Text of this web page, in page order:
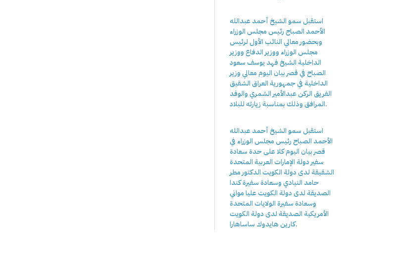
استقبل سمو الشيخ أحمد عبدالله
الأحمد الصباح رئيس مجلس الوزراء
وبحضور معالي النائب الأول لرئيس
مجلس الوزراء ووزير الدفاع ووزير
الداخلية الشيخ فهد يوسف سعود
الصباح في قصر بيان اليوم معالي وزير
الداخلية في جمهورية العراق الشقيق
الفريق الركن عبدالأمير الشمري والوفد
المرافق وذلك بمناسبة زيارته للبلاد.
استقبل سمو الشيخ أحمد عبدالله
الأحمد الصباح رئيس مجلس الوزراء في
قصر بيان اليوم كلا على حدة سعادة
سفير دولة الإمارات العربية المتحدة
الشقيقة لدى دولة الكويت الدكتور مطر
حامد النيادي وسعادة سفيرة كندا
الصديقة لدى دولة الكويت عليا مواني
وسعادة سفيرة الولايات المتحدة
الأمريكية الصديقة لدى دولة الكويت
كارين هايدوك ساساهارا.